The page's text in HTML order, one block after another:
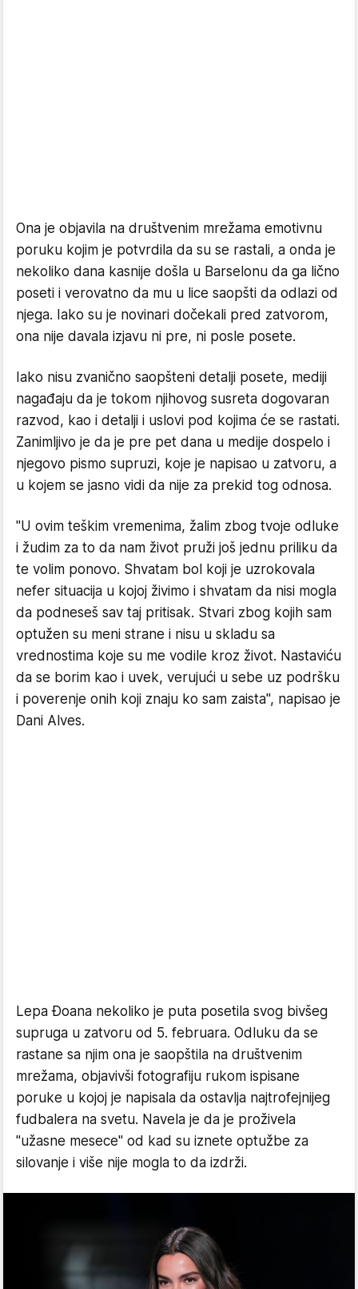
Ona je objavila na društvenim mrežama emotivnu
poruku kojim je potvrdila da su se rastali, a onda je
nekoliko dana kasnije došla u Barselonu da ga lično
poseti i verovatno da mu u lice saopšti da odlazi od
njega. Iako su je novinari dočekali pred zatvorom,
ona nije davala izjavu ni pre, ni posle posete.
Iako nisu zvanično saopšteni detalji posete, mediji
nagađaju da je tokom njihovog susreta dogovaran
razvod, kao i detalji i uslovi pod kojima će se rastati.
Zanimljivo je da je pre pet dana u medije dospelo i
njegovo pismo supruzi, koje je napisao u zatvoru, a
u kojem se jasno vidi da nije za prekid tog odnosa.
"U ovim teškim vremenima, žalim zbog tvoje odluke
i žudim za to da nam život pruži još jednu priliku da
te volim ponovo. Shvatam bol koji je uzrokovala
nefer situacija u kojoj živimo i shvatam da nisi mogla
da podneseš sav taj pritisak. Stvari zbog kojih sam
optužen su meni strane i nisu u skladu sa
vrednostima koje su me vodile kroz život. Nastaviću
da se borim kao i uvek, verujući u sebe uz podršku
i poverenje onih koji znaju ko sam zaista", napisao je
Dani Alves.
Lepa Đoana nekoliko je puta posetila svog bivšeg
supruga u zatvoru od 5. februara. Odluku da se
rastane sa njim ona je saopštila na društvenim
mrežama, objavivši fotografiju rukom ispisane
poruke u kojoj je napisala da ostavlja najtrofejnijeg
fudbalera na svetu. Navela je da je proživela
"užasne mesece" od kad su iznete optužbe za
silovanje i više nije mogla to da izdrži.